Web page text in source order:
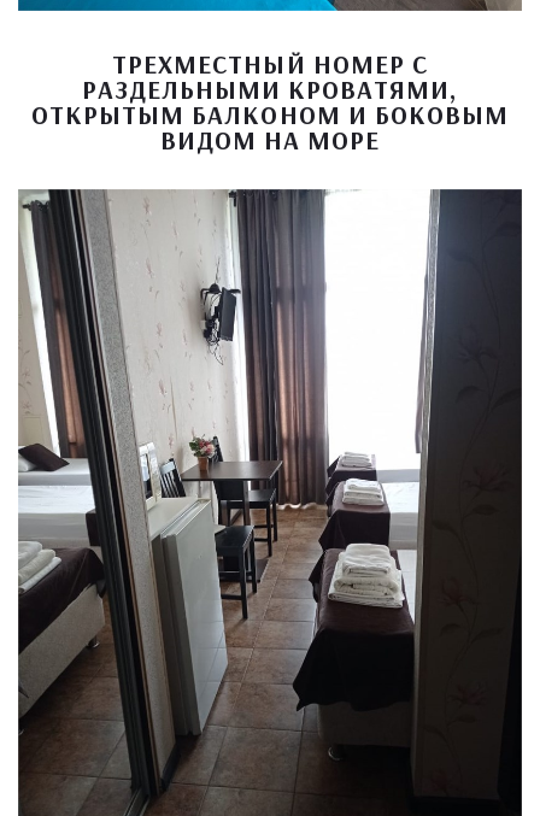
ТРЕХМЕСТНЫЙ НОМЕР С
РАЗДЕЛЬНЫМИ КРОВАТЯМИ,
ОТКРЫТЫМ БАЛКОНОМ И БОКОВЫМ
ВИДОМ НА МОРЕ